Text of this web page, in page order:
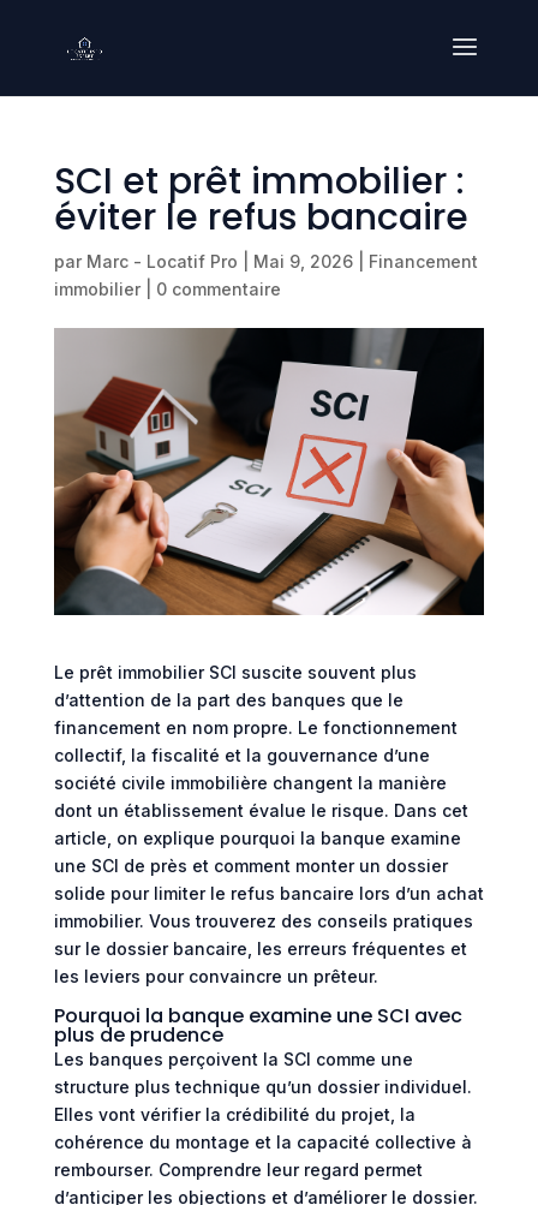
SCI et prêt immobilier :
éviter le refus bancaire
par Marc - Locatif Pro Mai 9, 2026| Financement
immobilier| 0 commentaire
Le prêt immobilier SCI suscite souvent plus
d’attention de la part des banques que le
financement en nom propre. Le fonctionnement
collectif, la fiscalité et la gouvernance d’une
société civile immobilière changent la manière
dont un établissement évalue le risque. Dans cet
article, on explique pourquoi la banque examine
une SCI de près et comment monter un dossier
solide pour limiter le refus bancaire lors d’un achat
immobilier. Vous trouverez des conseils pratiques
sur le dossier bancaire, les erreurs fréquentes et
les leviers pour convaincre un prêteur.
Pourquoi la banque examine une SCI avec
plus de prudence
Les banques perçoivent la SCI comme une
structure plus technique qu’un dossier individuel.
Elles vont vérifier la crédibilité du projet, la
cohérence du montage et la capacité collective à
rembourser. Comprendre leur regard permet
d’anticiper les objections et d’améliorer le dossier.